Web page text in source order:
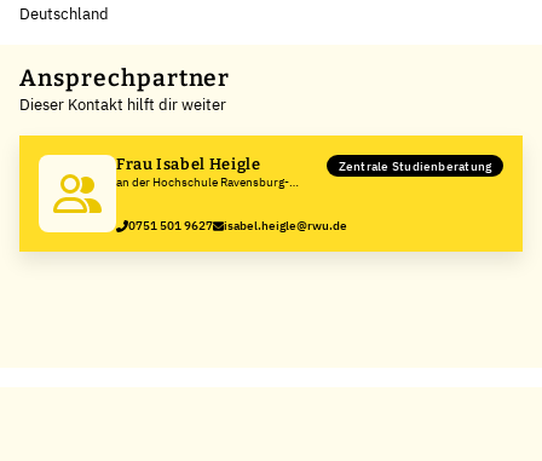
Deutschland
+
−
Ansprechpartner
Dieser Kontakt hilft dir weiter
Frau Isabel Heigle
an der Hochschule Ravensburg-
Zentrale Studienberatung
0751 501 9627 isabel.heigle@rwu.de